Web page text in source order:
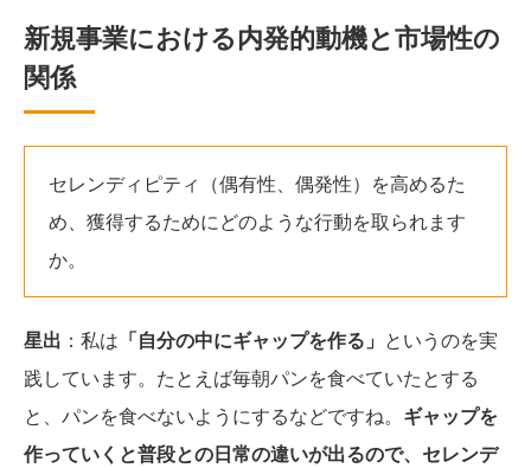
新規事業における内発的動機と市場性の
関係
セレンディピティ（偶有性、偶発性）を高めるた
め、獲得するためにどのような行動を取られます
か。
星出 ：私は 「自分の中にギャップを作る」 というのを実
践しています。たとえば毎朝パンを食べていたとする
と、パンを食べないようにするなどですね。 ギャップを
作っていくと普段との日常の違いが出るので、セレンデ